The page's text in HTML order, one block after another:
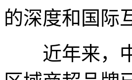
的深度和国际
近年来，中